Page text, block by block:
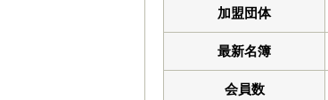
加盟団体
最新名簿
会員数